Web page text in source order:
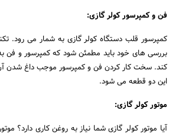
فن و کمپرسور کولر گازی:
کمپرسور قلب دستگاه کولر گازی به شمار می رود.
بررسی های خود باید مطمئن شود که کمپرسور و فن
کند. سخت کار کردن فن و کمپرسور موجب داغ شدن
این دو قطعه می شود.
موتور کولر گازی:
آیا موتور کولر گازی شما نیاز به روغن کاری دارد؟